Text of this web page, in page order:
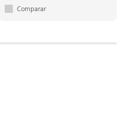
Comparar